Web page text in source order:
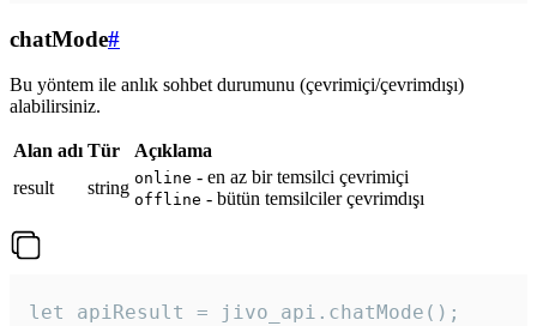
chatMode#
Bu yöntem ile anlık sohbet durumunu (çevrimiçi/çevrimdışı)
alabilirsiniz.
Alan adı Tür
Açıklama
result
string online - en az bir temsilci çevrimiçi
offline - bütün temsilciler çevrimdışı
let apiResult = jivo_api.chatMode();